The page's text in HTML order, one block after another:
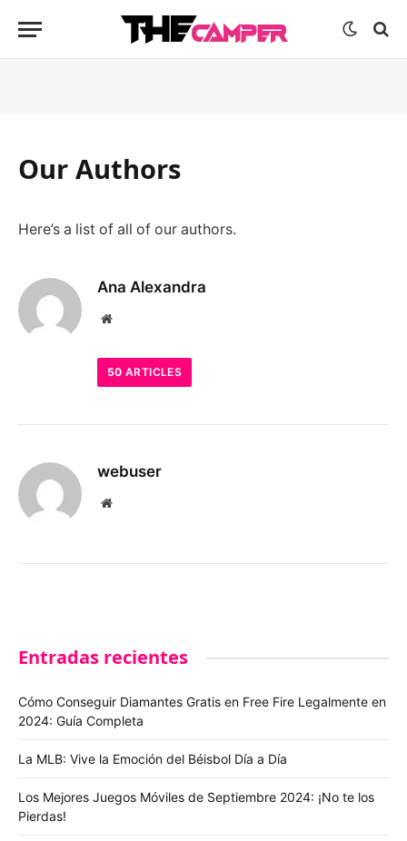
Our Authors
Here’s a list of all of our authors.
Ana Alexandra
Website
50 ARTICLES
webuser
Website
Entradas recientes
Cómo Conseguir Diamantes Gratis en Free Fire Legalmente en
2024: Guía Completa
La MLB: Vive la Emoción del Béisbol Día a Día
Los Mejores Juegos Móviles de Septiembre 2024: ¡No te los
Pierdas!